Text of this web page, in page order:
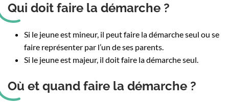
Qui doit faire la démarche ?
Si le jeune est mineur, il peut faire la démarche seul ou se
faire représenter par l’un de ses parents.
Si le jeune est majeur, il doit faire la démarche seul.
Où et quand faire la démarche ?